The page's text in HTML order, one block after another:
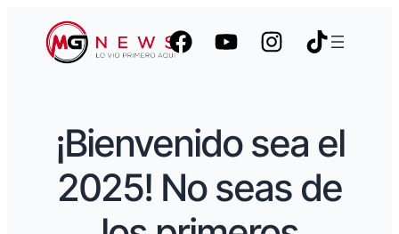
¡Bienvenido sea el
2025! No seas de